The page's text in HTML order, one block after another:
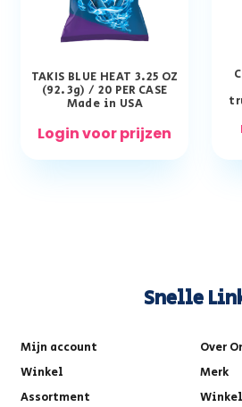
TAKIS BLUE HEAT 3.25 OZ
(92.3g) / 20 PER CASE
Made in USA
Login voor prijzen
Snelle
Mijn account
Over
Winkel
Merk
Assortment